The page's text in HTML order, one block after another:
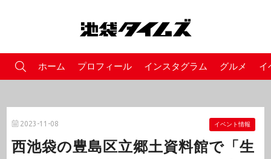
ホーム プロフィール インスタグラム グルメ イ
2023-11-08 イベント情報
西池袋の豊島区立郷土資料館で「生